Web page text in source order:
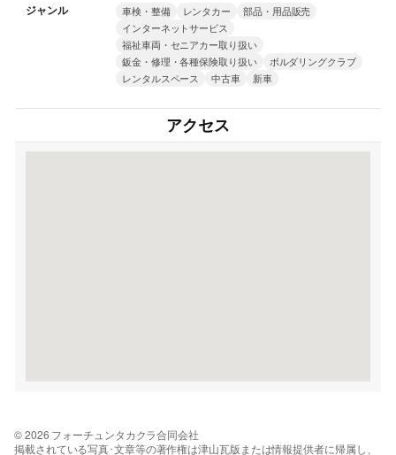
ジャンル 車検・整備 レンタカー
部品・用品販売
インターネットサービス
福祉車両・セニアカー取り扱い
鈑金・修理・各種保険取り扱い
ボルダリングクラブ
レンタルスペース
中古車 新車
アクセス
© 2026 フォーチュンタカクラ合同会社
掲載されている写真･文章等の著作権は津山瓦版または情報提供者に帰属し、